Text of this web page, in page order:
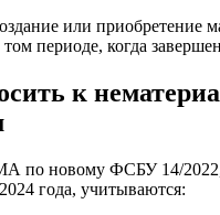
или приобретение
периоде, когда
к
по новому ФСБУ 14/
года, учитываются: